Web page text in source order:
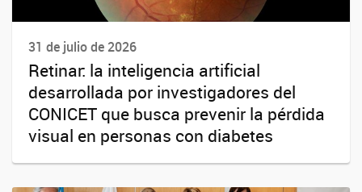
31 de julio de 2026
Retinar: la inteligencia artificial
desarrollada por investigadores del
CONICET que busca prevenir la pérdida
visual en personas con diabetes